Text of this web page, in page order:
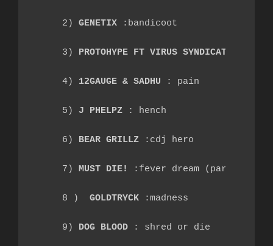
2) GENETIX :bandicoot
3) PROTOHYPE FT VIRUS SYNDICATE
4) 12GAUGE & SADHU : pain
5) J PHELPZ : hench
6) BEAR GRILLZ :cdj hero
7) MUST DIE! :fever dream (part2)
8 ) GOLDTRYCK :madness
9) DOG BLOOD : shred or die